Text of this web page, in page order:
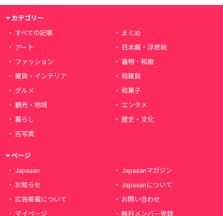
カテゴリー
すべての記事
まとめ
アート
日本画・浮世絵
ファッション
着物・和服
雑貨・インテリア
和雑貨
グルメ
和菓子
観光・地域
エンタメ
暮らし
歴史・文化
古写真
ページ
Japaaan
Japaaanマガジン
お知らせ
Japaaanについて
広告掲載について
お問い合わせ
マイページ
無料メンバー登録